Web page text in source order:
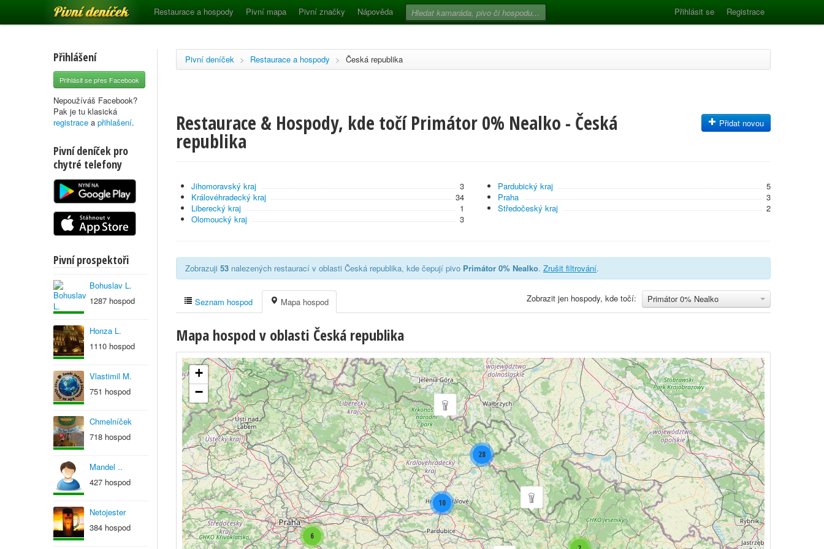
Pivní deníček Restaurace a hospody Pivní mapa Pivní značky Nápověda Přihlásit se Registrace
Přihlášení
Přihlásit se přes Facebook
Nepoužíváš Facebook?
Pak je tu klasická
registrace a přihlašení.
Pivní deníček pro
chytré telefony
Pivní prospektoři
Bohuslav L.
1287 hospod
Honza L.
1110 hospod
Vlastimil M.
751 hospod
Chmelníček
718 hospod
Mandel ..
427 hospod
Netojester
384 hospod
Pivní deníček > Restaurace a hospody > Česká republika
Restaurace & Hospody, kde točí Primátor 0% Nealko - Česká
republika
Přidat novou
Jihomoravský kraj
3
Královéhradecký kraj
34
Liberecký kraj
1
Olomoucký kraj
3
Pardubický kraj
5
Praha
3
Středočeský kraj
2
Zobrazuji 53 nalezených restaurací v oblasti Česká republika, kde čepují pivo Primátor 0% Nealko. Zrušit filtrování.
Primátor 0% Nealko
Zobrazit jen hospody, kde točí:
Seznam hospod Mapa hospod
Mapa hospod v oblasti Česká republika
28
10
6
+
−